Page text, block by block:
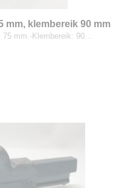
mm, klembereik 90 mm
75 mm.-Klembereik: 90…